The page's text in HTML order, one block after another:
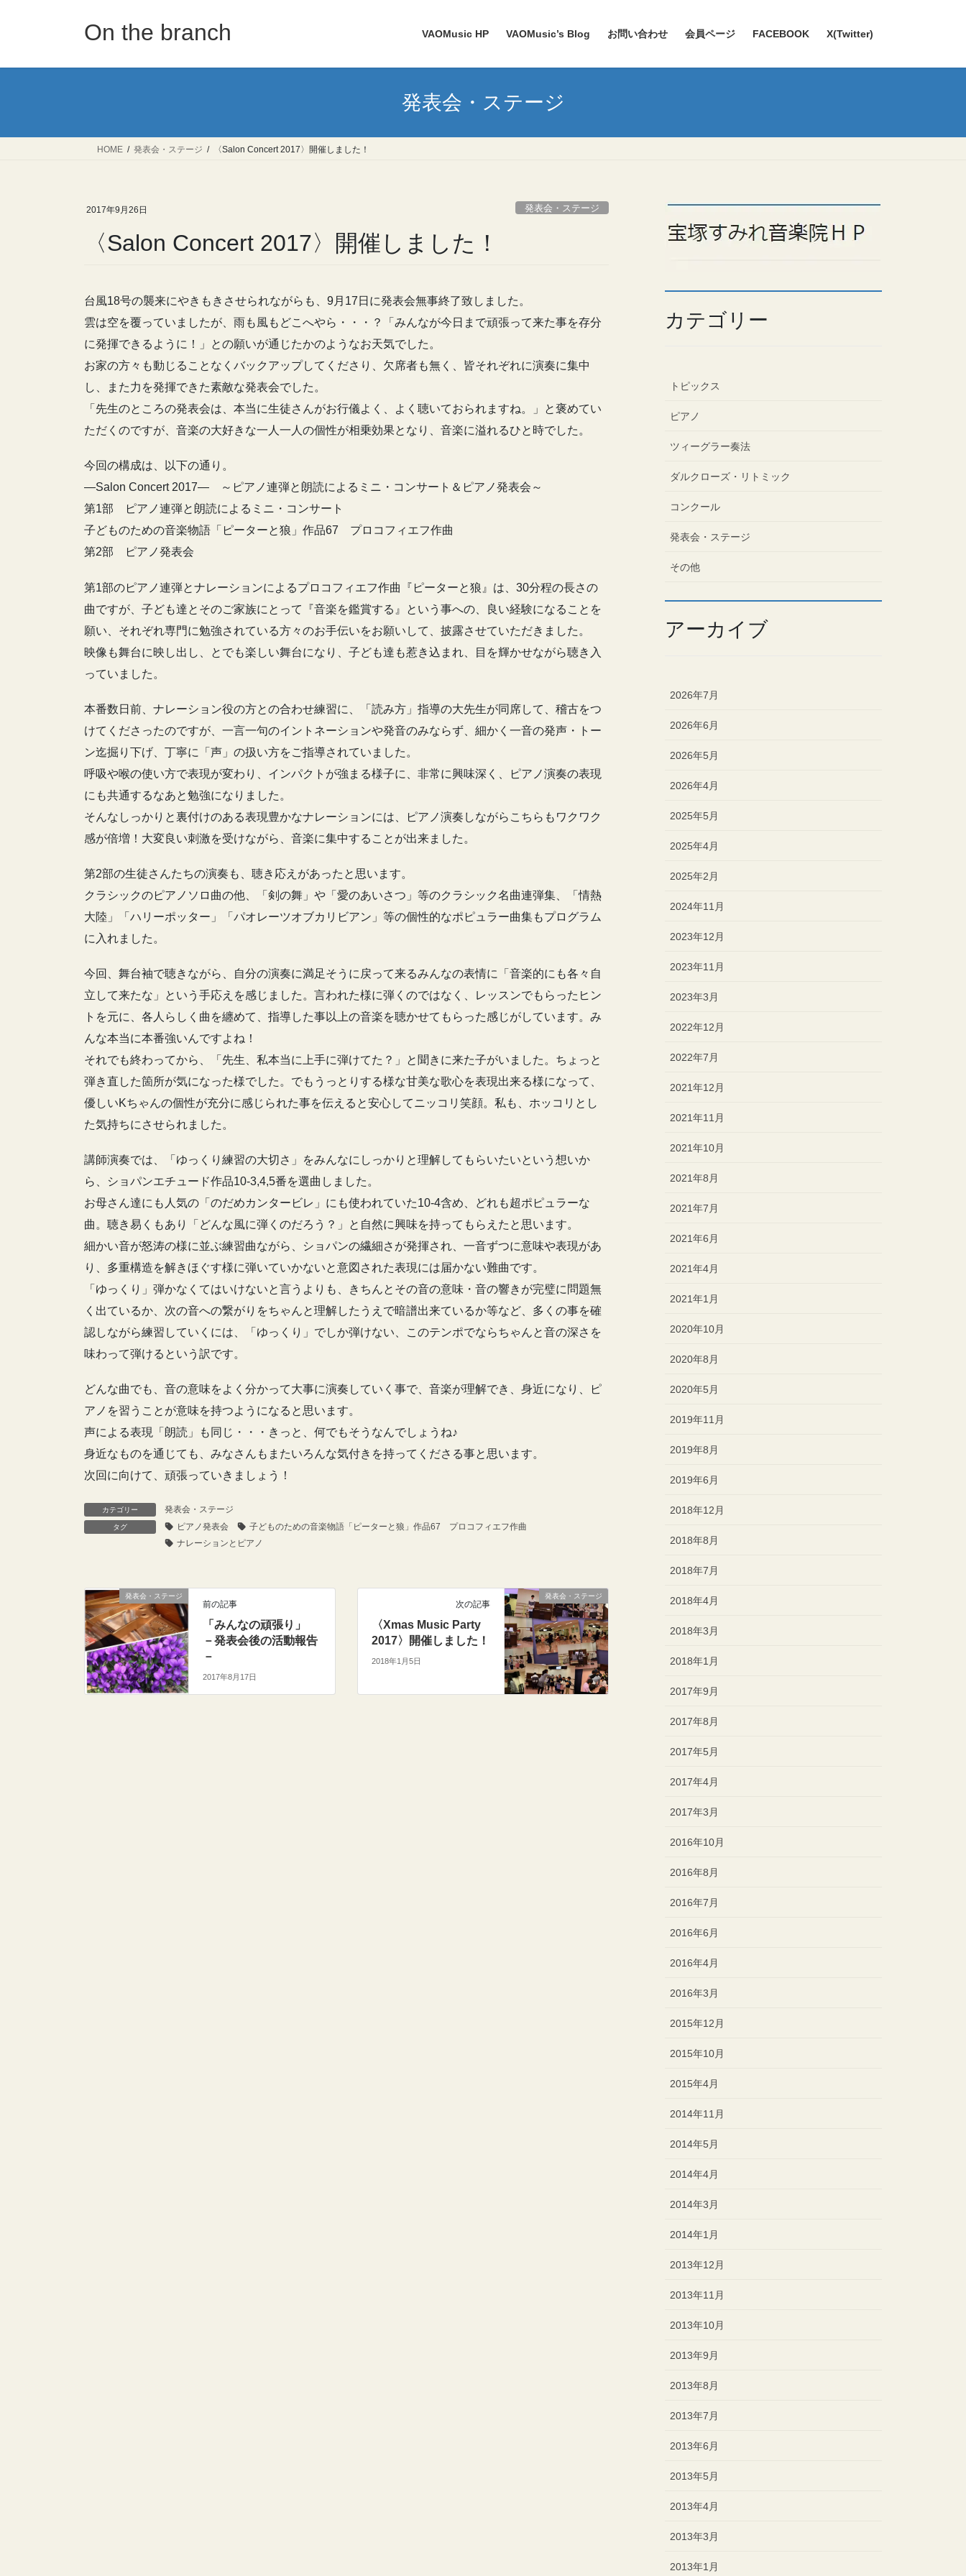
On the branch VAOMusic HP VAOMusic’s Blog お問い合わせ 会員ページ FACEBOOK X(Twitter)
発表会・ステージ
HOME 発表会・ステージ 〈Salon Concert 2017〉開催しました！
2017年9月26日 発表会・ステージ
〈Salon Concert 2017〉開催しました！
台風18号の襲来にやきもきさせられながらも、9月17日に発表会無事終了致しました。
雲は空を覆っていましたが、雨も風もどこへやら・・・？「みんなが今日まで頑張って来た事を存分
に発揮できるように！」との願いが通じたかのようなお天気でした。
お家の方々も動じることなくバックアップしてくださり、欠席者も無く、皆それぞれに演奏に集中
し、また力を発揮できた素敵な発表会でした。
「先生のところの発表会は、本当に生徒さんがお行儀よく、よく聴いておられますね。」と褒めてい
ただくのですが、音楽の大好きな一人一人の個性が相乗効果となり、音楽に溢れるひと時でした。
今回の構成は、以下の通り。
―Salon Concert 2017― ～ピアノ連弾と朗読によるミニ・コンサート＆ピアノ発表会～
第1部 ピアノ連弾と朗読によるミニ・コンサート
子どものための音楽物語「ピーターと狼」作品67 プロコフィエフ作曲
第2部 ピアノ発表会
第1部のピアノ連弾とナレーションによるプロコフィエフ作曲『ピーターと狼』は、30分程の長さの
曲ですが、子ども達とそのご家族にとって『音楽を鑑賞する』という事への、良い経験になることを
願い、それぞれ専門に勉強されている方々のお手伝いをお願いして、披露させていただきました。
映像も舞台に映し出し、とでも楽しい舞台になり、子ども達も惹き込まれ、目を輝かせながら聴き入
っていました。
本番数日前、ナレーション役の方との合わせ練習に、「読み方」指導の大先生が同席して、稽古をつ
けてくださったのですが、一言一句のイントネーションや発音のみならず、細かく一音の発声・トー
ン迄掘り下げ、丁寧に「声」の扱い方をご指導されていました。
呼吸や喉の使い方で表現が変わり、インパクトが強まる様子に、非常に興味深く、ピアノ演奏の表現
にも共通するなあと勉強になりました。
そんなしっかりと裏付けのある表現豊かなナレーションには、ピアノ演奏しながらこちらもワクワク
感が倍増！大変良い刺激を受けながら、音楽に集中することが出来ました。
第2部の生徒さんたちの演奏も、聴き応えがあったと思います。
クラシックのピアノソロ曲の他、「剣の舞」や「愛のあいさつ」等のクラシック名曲連弾集、「情熱
大陸」「ハリーポッター」「パオレーツオブカリビアン」等の個性的なポピュラー曲集もプログラム
に入れました。
今回、舞台袖で聴きながら、自分の演奏に満足そうに戻って来るみんなの表情に「音楽的にも各々自
立して来たな」という手応えを感じました。言われた様に弾くのではなく、レッスンでもらったヒン
トを元に、各人らしく曲を纏めて、指導した事以上の音楽を聴かせてもらった感じがしています。み
んな本当に本番強いんですよね！
それでも終わってから、「先生、私本当に上手に弾けてた？」と聞きに来た子がいました。ちょっと
弾き直した箇所が気になった様でした。でもうっとりする様な甘美な歌心を表現出来る様になって、
優しいKちゃんの個性が充分に感じられた事を伝えると安心してニッコリ笑顔。私も、ホッコリとし
た気持ちにさせられました。
講師演奏では、「ゆっくり練習の大切さ」をみんなにしっかりと理解してもらいたいという想いか
ら、ショパンエチュード作品10-3,4,5番を選曲しました。
お母さん達にも人気の「のだめカンタービレ」にも使われていた10-4含め、どれも超ポピュラーな
曲。聴き易くもあり「どんな風に弾くのだろう？」と自然に興味を持ってもらえたと思います。
細かい音が怒涛の様に並ぶ練習曲ながら、ショパンの繊細さが発揮され、一音ずつに意味や表現があ
り、多重構造を解きほぐす様に弾いていかないと意図された表現には届かない難曲です。
「ゆっくり」弾かなくてはいけないと言うよりも、きちんとその音の意味・音の響きが完璧に問題無
く出ているか、次の音への繋がりをちゃんと理解したうえで暗譜出来ているか等など、多くの事を確
認しながら練習していくには、「ゆっくり」でしか弾けない、このテンポでならちゃんと音の深さを
味わって弾けるという訳です。
どんな曲でも、音の意味をよく分かって大事に演奏していく事で、音楽が理解でき、身近になり、ピ
アノを習うことが意味を持つようになると思います。
声による表現「朗読」も同じ・・・きっと、何でもそうなんでしょうね♪
身近なものを通じても、みなさんもまたいろんな気付きを持ってくださる事と思います。
次回に向けて、頑張っていきましょう！
カテゴリー 発表会・ステージ
タグ ピアノ発表会
子どものための音楽物語「ピーターと狼」作品67 プロコフィエフ作曲
ナレーションとピアノ
発表会・ステージ
前の記事
「みんなの頑張り」
－発表会後の活動報告
－
2017年8月17日
発表会・ステージ
次の記事
〈Xmas Music Party
2017〉開催しました！
2018年1月5日
カテゴリー
トピックス
ピアノ
ツィーグラー奏法
ダルクローズ・リトミック
コンクール
発表会・ステージ
その他
アーカイブ
2026年7月
2026年6月
2026年5月
2026年4月
2025年5月
2025年4月
2025年2月
2024年11月
2023年12月
2023年11月
2023年3月
2022年12月
2022年7月
2021年12月
2021年11月
2021年10月
2021年8月
2021年7月
2021年6月
2021年4月
2021年1月
2020年10月
2020年8月
2020年5月
2019年11月
2019年8月
2019年6月
2018年12月
2018年8月
2018年7月
2018年4月
2018年3月
2018年1月
2017年9月
2017年8月
2017年5月
2017年4月
2017年3月
2016年10月
2016年8月
2016年7月
2016年6月
2016年4月
2016年3月
2015年12月
2015年10月
2015年4月
2014年11月
2014年5月
2014年4月
2014年3月
2014年1月
2013年12月
2013年11月
2013年10月
2013年9月
2013年8月
2013年7月
2013年6月
2013年5月
2013年4月
2013年3月
2013年1月